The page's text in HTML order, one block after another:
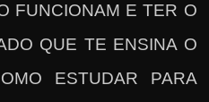
FUNCIONAM E TER O
QUE TE ENSINA O
ESTUDAR PARA